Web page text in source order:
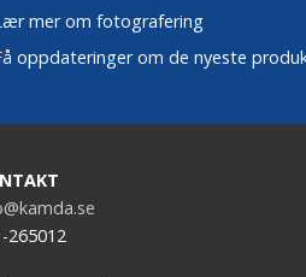
mer om fotografering
oppdateringer om de nyeste
265012